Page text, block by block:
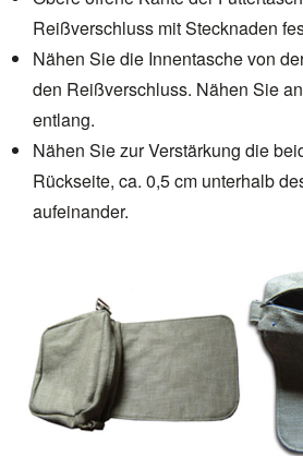
Reißverschluss mit Stecknaden
Nähen Sie die Innentasche von
den Reißverschluss. Nähen Sie
entlang.
Nähen Sie zur Verstärkung die
Rückseite, ca. 0,5 cm unterhalb
aufeinander.